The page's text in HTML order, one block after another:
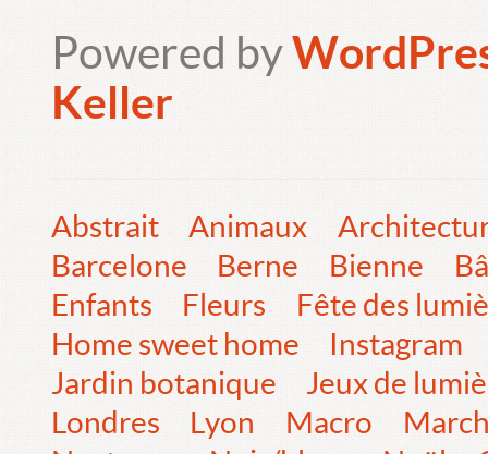
Powered by
Keller
Abstrait Animaux
Barcelone
Berne Bienne
Enfants
Fleurs
Fête des
Home sweet home
Instagram
Jardin botanique
Jeux de
Londres
Lyon Macro